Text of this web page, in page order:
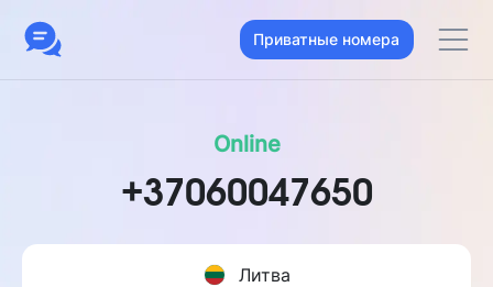
Приватные номера
Online
+37060047650
Литва